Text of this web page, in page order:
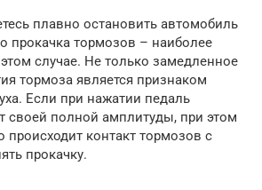
плавно остановить автомобиль
прокачка тормозов – наиболее
случае. Не только замедленное
тормоза является признаком
Если при нажатии педаль
своей полной амплитуды, при этом
происходит контакт тормозов с
прокачку.